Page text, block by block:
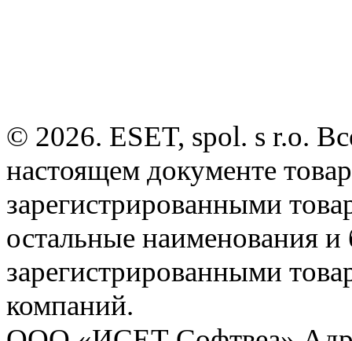
© 2026. ESET, spol. s r.o.
настоящем документе
зарегистрированными
остальные наименования
зарегистрированными
компаний.